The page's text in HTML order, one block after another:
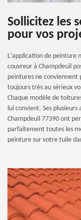
Sollicitez les
pour vos
L'application de peinture
couvreur à Champdeuil
peintures ne conviennent
toujours très au sérieux
Chaque modèle de
lui convient. Ses
Champdeuil 77390 ont
parfaitement toutes les
peinture sur votre tuile